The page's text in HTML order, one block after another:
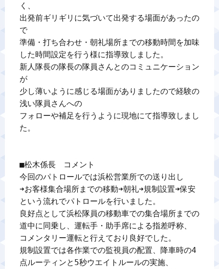
く、
出発前ギリギリに気づいて出発する場面があったの
で
準備・打ち合わせ・朝礼場所までの移動時間を加味
した時間設定を行う様に指導致しました。
新人隊長の隊長の隊員さんとのコミュニケーション
が
少し薄いように感じる場面がありましたので経験の
浅い隊員さんへの
フォローや補足を行うように現地にて指導致しまし
た。
■松木係長　コメント
今回のパトロールでは浜松営業所での送り出し
➜お客様集合場所までの移動➜朝礼➜規制設置➜保安
という流れでパトロールを行いました。
良好点として浜松隊員の移動車での集合場所までの
道中に同乗し、運転手・助手席による指差呼称、
コメンタリー運転と行えており良好でした。
規制設置では各作業での監視員の配置、降車時の4
点ルーティンと5秒ウエイトルールの実施、